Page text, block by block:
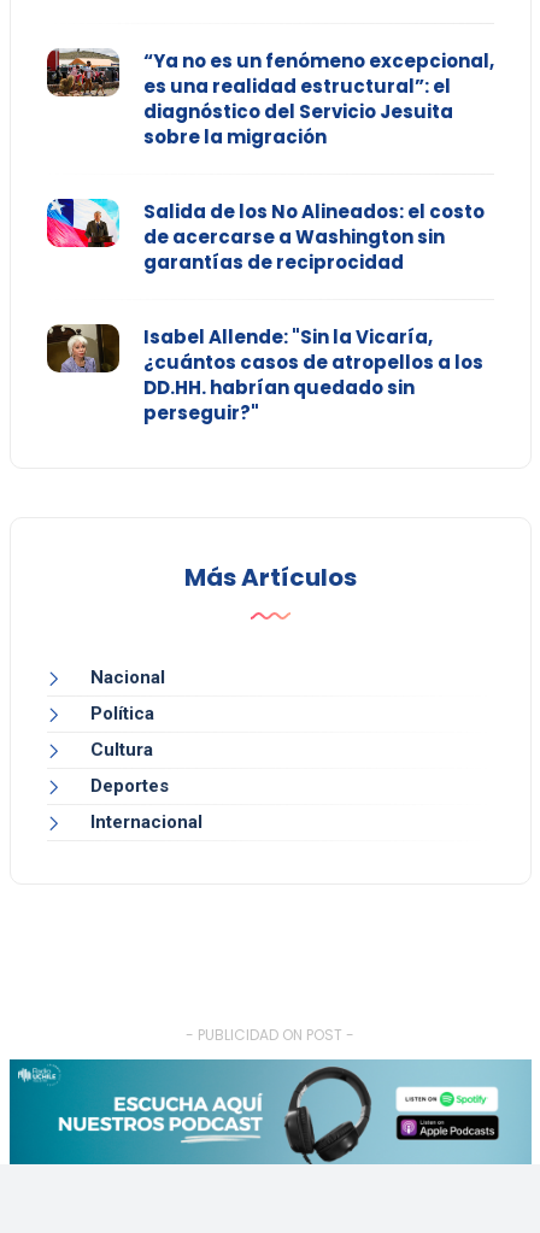
“Ya no es un fenómeno excepcional,
es una realidad estructural”: el
diagnóstico del Servicio Jesuita
sobre la migración
Salida de los No Alineados: el costo
de acercarse a Washington sin
garantías de reciprocidad
Isabel Allende: "Sin la Vicaría,
¿cuántos casos de atropellos a los
DD.HH. habrían quedado sin
perseguir?"
Más Artículos
Nacional
Política
Cultura
Deportes
Internacional
- PUBLICIDAD ON POST -